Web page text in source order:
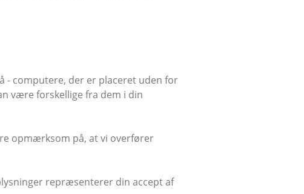
- computere, der er placeret uden for
være forskellige fra dem i din
opmærksom på, at vi overfører
repræsenterer din accept af